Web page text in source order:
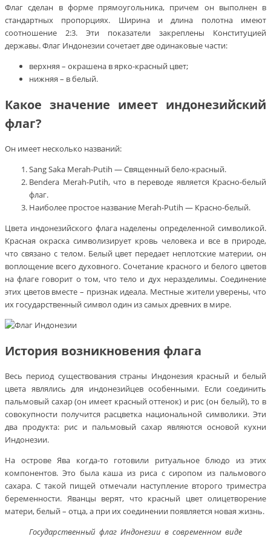
Флаг сделан в форме прямоугольника, причем он выполнен в
стандартных пропорциях. Ширина и длина полотна имеют
соотношение 2:3. Эти показатели закреплены Конституцией
державы. Флаг Индонезии сочетает две одинаковые части:
верхняя – окрашена в ярко-красный цвет;
нижняя – в белый.
Какое значение имеет индонезийский
флаг?
Он имеет несколько названий:
Sang Saka Merah-Putih — Священный бело-красный.
Bendera Merah-Putih, что в переводе является Красно-белый
флаг.
Наиболее простое название Merah-Putih — Красно-белый.
Цвета индонезийского флага наделены определенной символикой.
Красная окраска символизирует кровь человека и все в природе,
что связано с телом. Белый цвет передает неплотские материи, он
воплощение всего духовного. Сочетание красного и белого цветов
на флаге говорит о том, что тело и дух неразделимы. Соединение
этих цветов вместе – признак идеала. Местные жители уверены, что
их государственный символ один из самых древних в мире.
История возникновения флага
Весь период существования страны Индонезия красный и белый
цвета являлись для индонезийцев особенными. Если соединить
пальмовый сахар (он имеет красный оттенок) и рис (он белый), то в
совокупности получится расцветка национальной символики. Эти
два продукта: рис и пальмовый сахар являются основой кухни
Индонезии.
На острове Ява когда-то готовили ритуальное блюдо из этих
компонентов. Это была каша из риса с сиропом из пальмового
сахара. С такой пищей отмечали наступление второго триместра
беременности. Яванцы верят, что красный цвет олицетворение
матери, белый – отца, а при их соединении появляется новая жизнь.
Государственный флаг Индонезии в современном виде